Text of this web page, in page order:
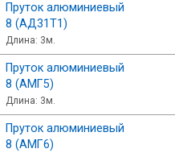
Пруток алюминиевый
8 (АД31Т1)
Длина: 3м.
Пруток алюминиевый
8 (АМГ5)
Длина: 3м.
Пруток алюминиевый
8 (АМГ6)